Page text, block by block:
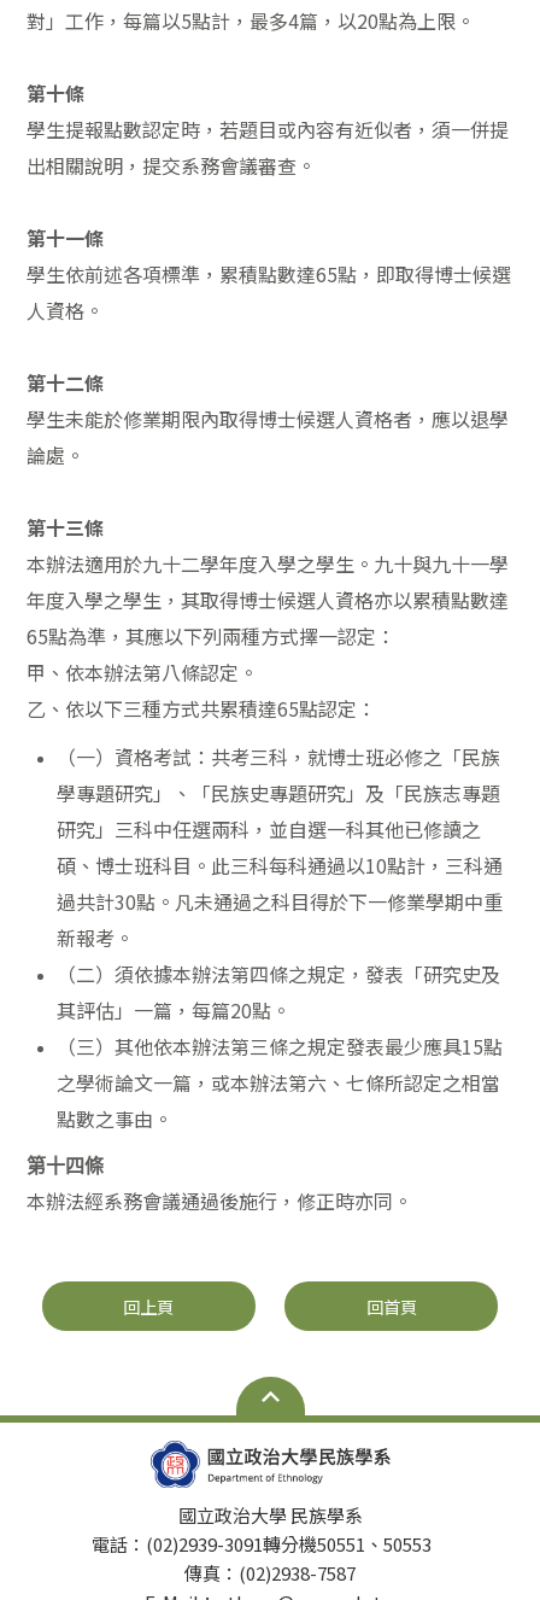
對」工作，每篇以5點計，最多4篇，以20點為上限。
第十條
學生提報點數認定時，若題目或內容有近似者，須一併提
出相關說明，提交系務會議審查。
第十一條
學生依前述各項標準，累積點數達65點，即取得博士候選
人資格。
第十二條
學生未能於修業期限內取得博士候選人資格者，應以退學
論處。
第十三條
本辦法適用於九十二學年度入學之學生。九十與九十一學
年度入學之學生，其取得博士候選人資格亦以累積點數達
65點為準，其應以下列兩種方式擇一認定：
甲、依本辦法第八條認定。
乙、依以下三種方式共累積達65點認定：
（一）資格考試：共考三科，就博士班必修之「民族
學專題研究」、「民族史專題研究」及「民族志專題
研究」三科中任選兩科，並自選一科其他已修讀之
碩、博士班科目。此三科每科通過以10點計，三科通
過共計30點。凡未通過之科目得於下一修業學期中重
新報考。
（二）須依據本辦法第四條之規定，發表「研究史及
其評估」一篇，每篇20點。
（三）其他依本辦法第三條之規定發表最少應具15點
之學術論文一篇，或本辦法第六、七條所認定之相當
點數之事由。
第十四條
本辦法經系務會議通過後施行，修正時亦同。
回上頁 回首頁
國立政治大學 民族學系
電話：(02)2939-3091轉分機50551、50553
傳真：(02)2938-7587